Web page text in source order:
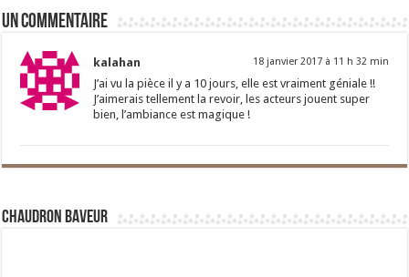
Un commentaire
kalahan 18 janvier 2017 à 11 h 32 min
J’ai vu la pièce il y a 10 jours, elle est vraiment géniale !!
J’aimerais tellement la revoir, les acteurs jouent super
bien, l’ambiance est magique !
Chaudron Baveur